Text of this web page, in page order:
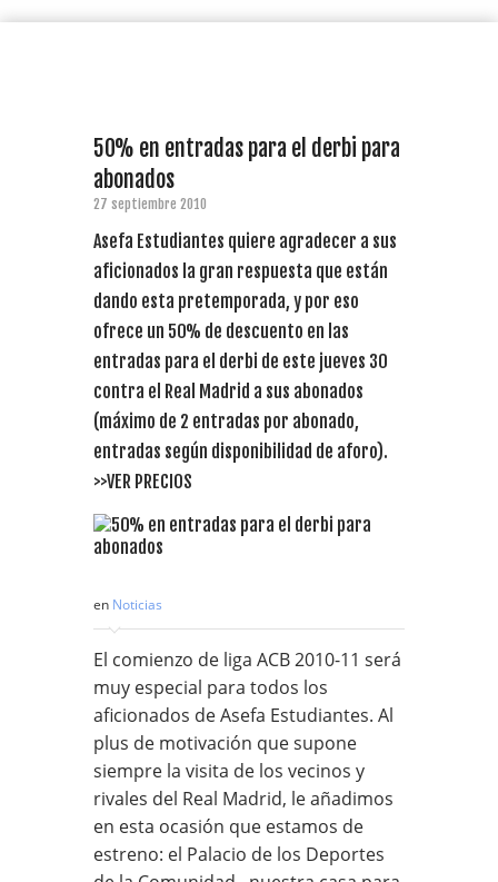
50% en entradas para el derbi para
abonados
27 septiembre 2010
Asefa Estudiantes quiere agradecer a sus
aficionados la gran respuesta que están
dando esta pretemporada, y por eso
ofrece un 50% de descuento en las
entradas para el derbi de este jueves 30
contra el Real Madrid a sus abonados
(máximo de 2 entradas por abonado,
entradas según disponibilidad de aforo).
>>VER PRECIOS
en Noticias
El comienzo de liga ACB 2010-11 será
muy especial para todos los
aficionados de Asefa Estudiantes. Al
plus de motivación que supone
siempre la visita de los vecinos y
rivales del Real Madrid, le añadimos
en esta ocasión que estamos de
estreno: el Palacio de los Deportes